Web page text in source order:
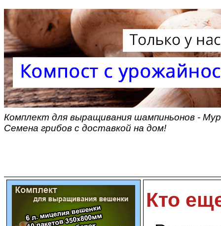
Комплект для выращивания шампиньонов -
Семена грибов с доставкой на дом!
Кто